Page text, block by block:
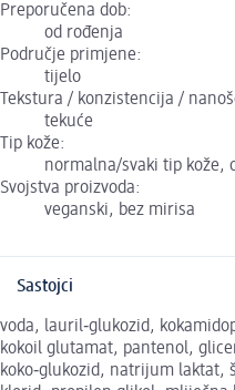
Preporučena dob:
od rođenja
Područje primjene:
tijelo
Tekstura / konzistencija /
tekuće
Tip kože:
normalna/svaki tip kože,
Svojstva proizvoda:
veganski, bez mirisa
Sastojci
voda, lauril‑glukozid,
kokoil glutamat, pantenol,
koko‑glukozid, natrijum